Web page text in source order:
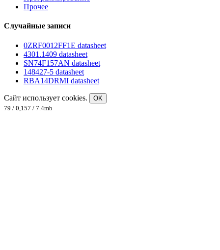
Прочее
Случайные записи
0ZRF0012FF1E datasheet
4301.1409 datasheet
SN74F157AN datasheet
148427-5 datasheet
RBA14DRMI datasheet
Сайт использует cookies.
OK
79 / 0,157 / 7.4mb